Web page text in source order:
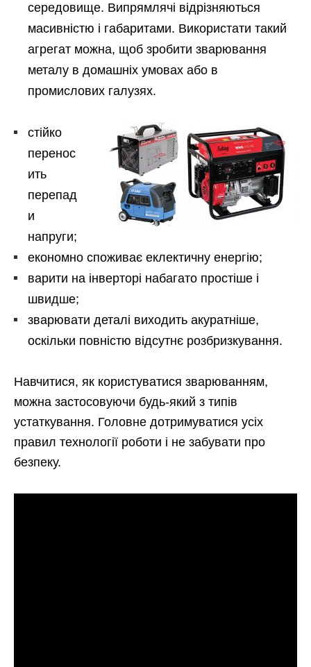
середовище. Випрямлячі відрізняються
масивністю і габаритами. Використати такий
агрегат можна, щоб зробити зварювання
металу в домашніх умовах або в
промислових галузях.
стійко
перенос
ить
перепад
и
напруги;
економно споживає еклектичну енергію;
варити на інверторі набагато простіше і
швидше;
зварювати деталі виходить акуратніше,
оскільки повністю відсутнє розбризкування.
Навчитися, як користуватися зварюванням,
можна застосовуючи будь-який з типів
устаткування. Головне дотримуватися усіх
правил технології роботи і не забувати про
безпеку.